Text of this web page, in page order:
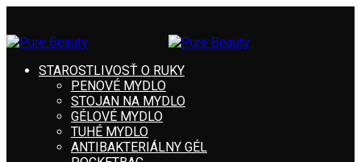
STAROSTLIVOSŤ O RUKY
PENOVÉ MYDLO
STOJAN NA MYDLO
GÉLOVÉ MYDLO
TUHÉ MYDLO
ANTIBAKTERIÁLNY GÉL